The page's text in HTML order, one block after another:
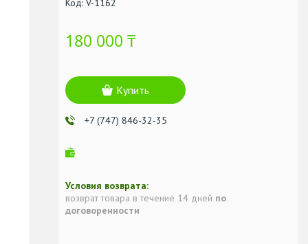
Код: V-1162
180 000 ₸
Купить
+7 (747) 846-32-35
возврат товара в течение 14 дней по
договоренности